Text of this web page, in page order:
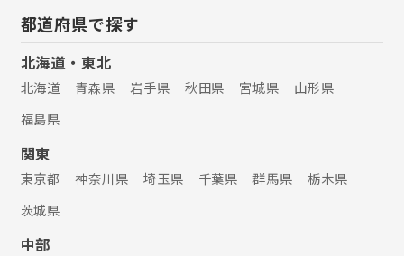
都道府県で探す
北海道・東北
北海道 青森県 岩手県 秋田県 宮城県
山形県
福島県
関東
東京都 神奈川県 埼玉県 千葉県 群馬県
栃木県
茨城県
中部